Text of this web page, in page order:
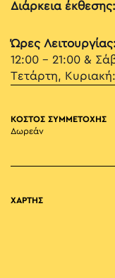
Διάρκεια έκθεσης:
Ώρες Λειτουργίας:
12:00 – 21:00 &
Τετάρτη,
ΚΟΣΤΟΣ ΣΥΜΜΕΤΟΧΗΣ
Δωρεάν
ΧΑΡΤΗΣ